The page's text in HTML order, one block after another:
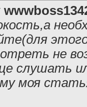
не
слушать
моя